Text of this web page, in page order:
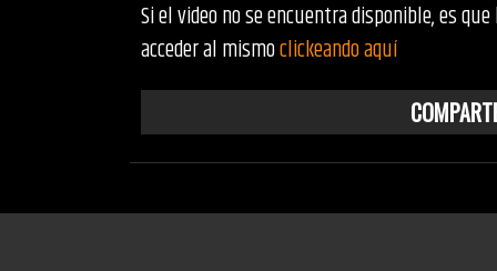
Si el video no se encuentra disponible, es
acceder al mismoclickeando aquí